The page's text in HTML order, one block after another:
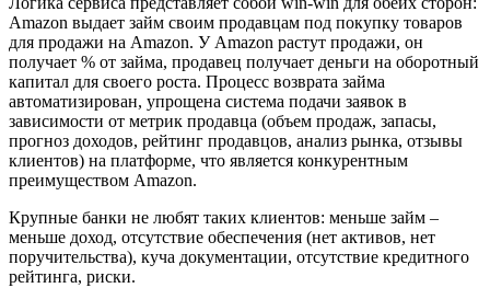
Amazon выдает займ своим продавцам под покупку товаров
для продажи на Amazon. У Amazon растут продажи, он
получает % от займа, продавец получает деньги на оборотный
капитал для своего роста. Процесс возврата займа
автоматизирован, упрощена система подачи заявок в
зависимости от метрик продавца (объем продаж, запасы,
прогноз доходов, рейтинг продавцов, анализ рынка, отзывы
клиентов) на платформе, что является конкурентным
преимуществом Amazon.
Крупные банки не любят таких клиентов: меньше займ –
меньше доход, отсутствие обеспечения (нет активов, нет
поручительства), куча документации, отсутствие кредитного
рейтинга, риски.